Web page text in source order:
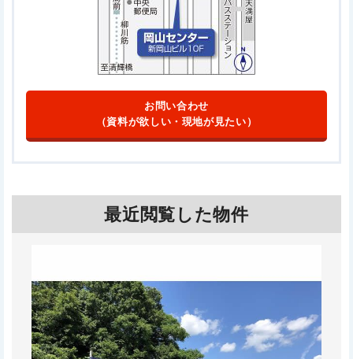
お問い合わせ
（資料が欲しい・現地が見たい）
最近閲覧した物件